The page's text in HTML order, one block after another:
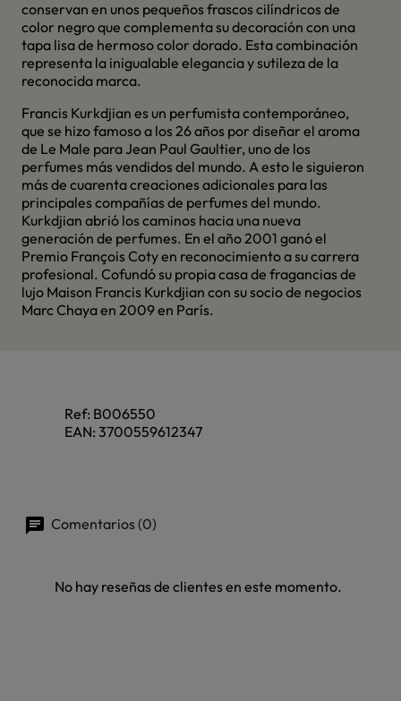
conservan en unos pequeños frascos cilíndricos de
color negro que complementa su decoración con una
tapa lisa de hermoso color dorado. Esta combinación
representa la inigualable elegancia y sutileza de la
reconocida marca.
Francis Kurkdjian es un perfumista contemporáneo,
que se hizo famoso a los 26 años por diseñar el aroma
de Le Male para Jean Paul Gaultier, uno de los
perfumes más vendidos del mundo. A esto le siguieron
más de cuarenta creaciones adicionales para las
principales compañías de perfumes del mundo.
Kurkdjian abrió los caminos hacia una nueva
generación de perfumes. En el año 2001 ganó el
Premio François Coty en reconocimiento a su carrera
profesional. Cofundó su propia casa de fragancias de
lujo Maison Francis Kurkdjian con su socio de negocios
Marc Chaya en 2009 en París.
Ref: B006550
EAN: 3700559612347
Comentarios (0)
No hay reseñas de clientes en este momento.